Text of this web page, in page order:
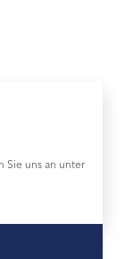
Sie uns an unter